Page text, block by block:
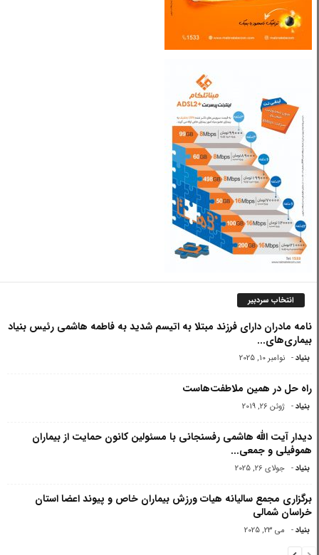
انتخاب سردبیر
نامه مادران دارای فرزند مبتلا به اتیسم شدید به فاطمه هاشمی رئیس بنیاد
بیماری‌های...
بنیاد - نوامبر 10, 2025
راه حل در همین ملاطفت‌هاست
بنیاد - ژوئن 26, 2019
دیدار آیت الله هاشمی رفسنجانی با مسئولین کانون حمایت از بیماران
هموفیلى و جمعى...
بنیاد - جولای 26, 2025
برگزاری مجمع سالیانه هیات ورزش بیماران خاص و پیوند اعضا استان
خراسان شمالی
بنیاد - می 23, 2025